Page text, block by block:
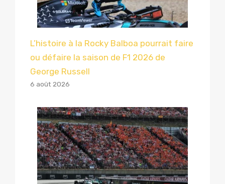
L’histoire à la Rocky Balboa pourrait faire
ou défaire la saison de F1 2026 de
George Russell
6 août 2026